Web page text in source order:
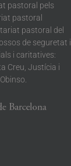
pastoral pels
pastoral
pastoral del
de seguretat i
i caritatives:
Creu, Justícia i